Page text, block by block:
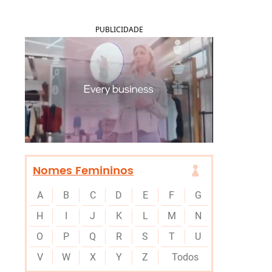
PUBLICIDADE
Nomes Femininos
A B C D E F
G
H
I J K L M
N
O
P Q R S T
U
V
W X Y Z Todos